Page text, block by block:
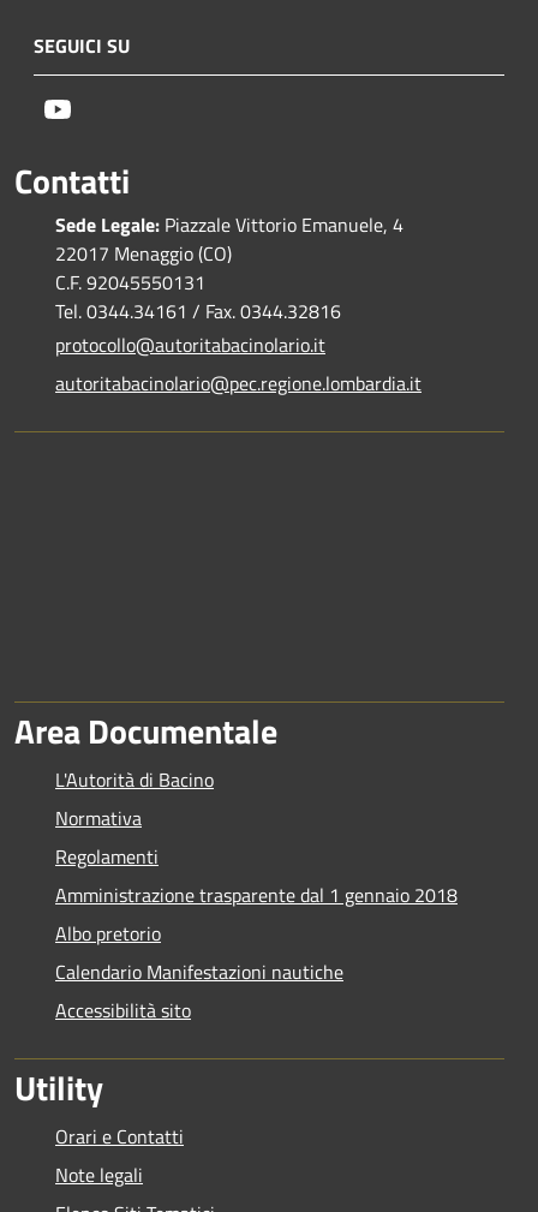
SEGUICI SU
Contatti
Sede Legale: Piazzale Vittorio Emanuele, 4
22017 Menaggio (CO)
C.F. 92045550131
Tel. 0344.34161 / Fax. 0344.32816
protocollo@autoritabacinolario.it
autoritabacinolario@pec.regione.lombardia.it
Area Documentale
L'Autorità di Bacino
Normativa
Regolamenti
Amministrazione trasparente dal 1 gennaio 2018
Albo pretorio
Calendario Manifestazioni nautiche
Accessibilità sito
Utility
Orari e Contatti
Note legali